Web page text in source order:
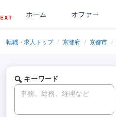
ホーム オファー
転職・求人トップ / 京都府 / 京都市 /
キーワード